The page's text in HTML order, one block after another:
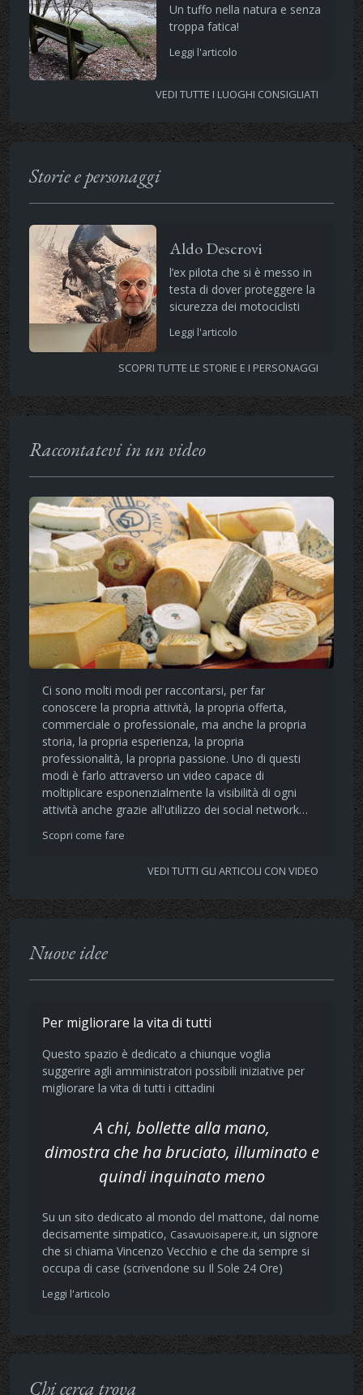
Un tuffo nella natura e senza
troppa fatica!
Leggi l'articolo
VEDI TUTTE I LUOGHI CONSIGLIATI
Storie e personaggi
Aldo Descrovi
l’ex pilota che si è messo in
testa di dover proteggere la
sicurezza dei motociclisti
Leggi l'articolo
SCOPRI TUTTE LE STORIE E I PERSONAGGI
Raccontatevi in un video
Ci sono molti modi per raccontarsi, per far
conoscere la propria attività, la propria offerta,
commerciale o professionale, ma anche la propria
storia, la propria esperienza, la propria
professionalità, la propria passione. Uno di questi
modi è farlo attraverso un video capace di
moltiplicare esponenzialmente la visibilità di ogni
attività anche grazie all'utilizzo dei social network…
Scopri come fare
VEDI TUTTI GLI ARTICOLI CON VIDEO
Nuove idee
Per migliorare la vita di tutti
Questo spazio è dedicato a chiunque voglia
suggerire agli amministratori possibili iniziative per
migliorare la vita di tutti i cittadini
A chi, bollette alla mano,
dimostra che ha bruciato, illuminato e
quindi inquinato meno
Su un sito dedicato al mondo del mattone, dal nome
decisamente simpatico, Casavuoisapere.it, un signore
che si chiama Vincenzo Vecchio e che da sempre si
occupa di case (scrivendone su Il Sole 24 Ore)
Leggi l'articolo
Chi cerca trova